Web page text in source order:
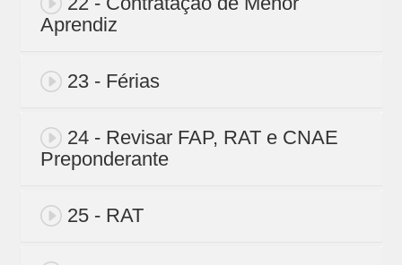
Aprendiz
23 - Férias
24 - Revisar FAP, RAT e CNAE
Preponderante
25 - RAT